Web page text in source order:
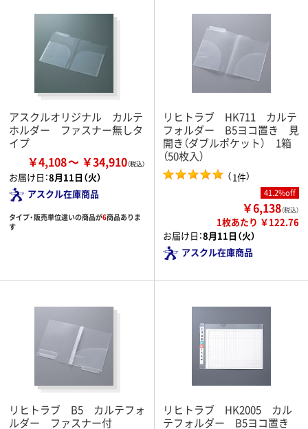
アスクルオリジナル カルテ
ホルダー ファスナー無しタ
イプ
￥4,108 ￥34,910
お届け日：8月11日（火）
アスクル在庫商品
タイプ・販売単位違いの商品が6商品ありま
す
リヒトラブ HK711 カルテ
フォルダー B5ヨコ置き 見
開き（ダブルポケット） 1箱
（50枚入）
（1件）
41.2%off
￥6,138（税込）
1枚あたり ￥122.76
お届け日：8月11日（火）
アスクル在庫商品
リヒトラブ B5 カルテフォ
ルダー ファスナー付
リヒトラブ HK2005 カル
テフォルダー B5ヨコ置き